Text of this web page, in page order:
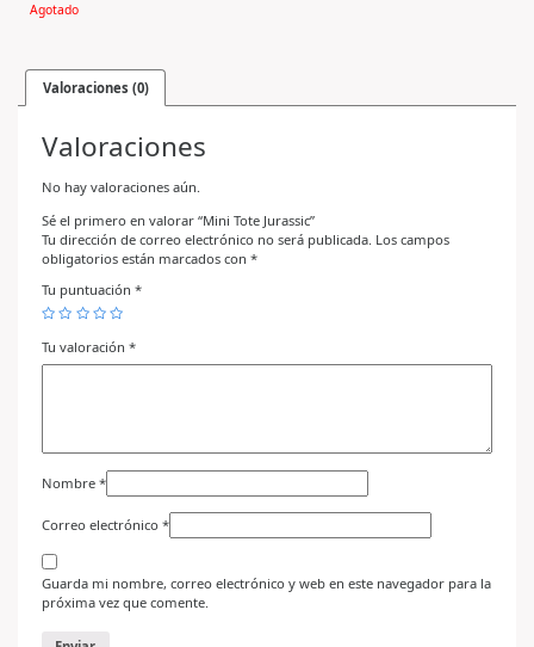
Agotado
Valoraciones (0)
Valoraciones
No hay valoraciones aún.
Sé el primero en valorar “Mini Tote Jurassic”
Tu dirección de correo electrónico no será publicada. Los campos
obligatorios están marcados con *
Tu puntuación *
Tu valoración *
Nombre *
Correo electrónico *
Guarda mi nombre, correo electrónico y web en este navegador para la
próxima vez que comente.